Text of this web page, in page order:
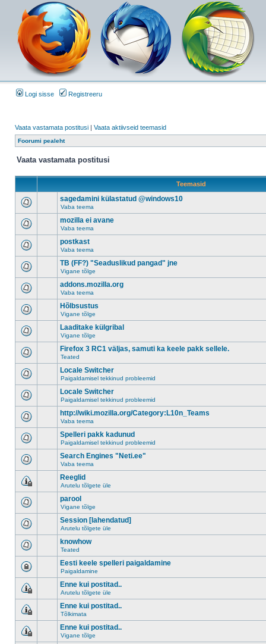
Logi sisse Registreeru
Vaata vastamata postitusi | Vaata aktiivseid teemasid
Foorumi pealeht
Vaata vastamata postitusi
Teemasid
sagedamini külastatud @windows10
Vaba teema
mozilla ei avane
Vaba teema
postkast
Vaba teema
TB (FF?) "Seaduslikud pangad" jne
Vigane tõlge
addons.mozilla.org
Vaba teema
Hõlbsustus
Vigane tõlge
Laaditake külgribal
Vigane tõlge
Firefox 3 RC1 väljas, samuti ka keele pakk sellele.
Teated
Locale Switcher
Paigaldamisel tekkinud probleemid
Locale Switcher
Paigaldamisel tekkinud probleemid
http://wiki.mozilla.org/Category:L10n_Teams
Vaba teema
Spelleri pakk kadunud
Paigaldamisel tekkinud probleemid
Search Engines "Neti.ee"
Vaba teema
Reeglid
Arutelu tõlgete üle
parool
Vigane tõlge
Session [lahendatud]
Arutelu tõlgete üle
knowhow
Teated
Eesti keele spelleri paigaldamine
Paigaldamine
Enne kui postitad..
Arutelu tõlgete üle
Enne kui postitad..
Tõlkimata
Enne kui postitad..
Vigane tõlge